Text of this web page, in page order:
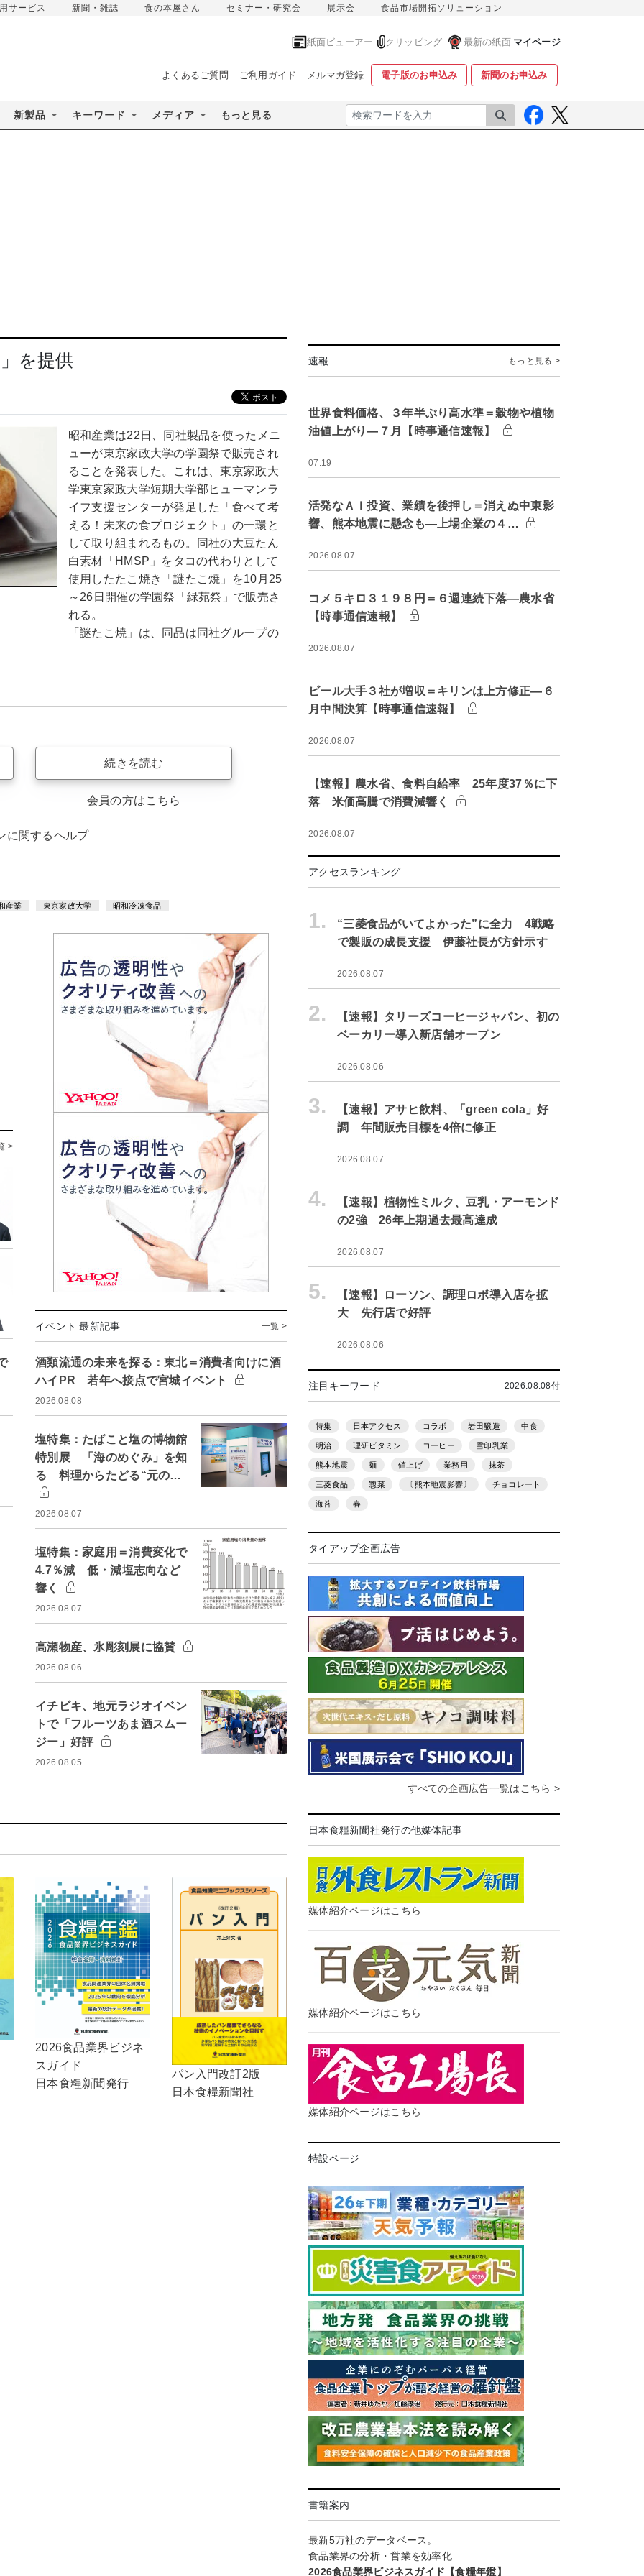
サービス 新聞・雑誌 食の本屋さん セミナー・研究会 展示会 食品市場開拓ソリューション
紙面ビューアー クリッピング 最新の紙面 マイページ
よくあるご質問 ご利用ガイド メルマガ登録 電子版のお申込み 新聞のお申込み
新製品 キーワード メディア もっと見る 検索
を提供
昭和産業は22日、同社製品を使ったメニ
ューが東京家政大学の学園祭で販売され
ることを発表した。これは、東京家政大
学東京家政大学短期大学部ヒューマンラ
イフ支援センターが発足した「食べて考
える！未来の食プロジェクト」の一環と
して取り組まれるもの。同社の大豆たん
白素材「HMSP」をタコの代わりとして
使用したたこ焼き「謎たこ焼」を10月25
～26日開催の学園祭「緑苑祭」で販売さ
れる。
「謎たこ焼」は、同品は同社グループの
続きを読む
会員の方はこちら
に関するヘルプ
産業 東京家政大学 昭和冷凍食品
>
イベント 最新記事 一覧 >
酒類流通の未来を探る：東北＝消費者向けに酒
ハイPR 若年へ接点で宮城イベント
2026.08.08
塩特集：たばこと塩の博物館
特別展 「海のめぐみ」を知
る 料理からたどる“元の…
2026.08.07
塩特集：家庭用＝消費変化で
4.7％減 低・減塩志向など
響く
2026.08.07
高瀬物産、氷彫刻展に協賛
2026.08.06
イチビキ、地元ラジオイベン
トで「フルーツあま酒スムー
ジー」好評
2026.08.05
2026食品業界ビジネ
スガイド
日本食糧新聞発行
パン入門改訂2版
日本食糧新聞社
速報 もっと見る >
世界食料価格、３年半ぶり高水準＝穀物や植物
油値上がり―７月【時事通信速報】
07:19
活発なＡＩ投資、業績を後押し＝消えぬ中東影
響、熊本地震に懸念も―上場企業の４…
2026.08.07
コメ５キロ３１９８円＝６週連続下落―農水省
【時事通信速報】
2026.08.07
ビール大手３社が増収＝キリンは上方修正―６
月中間決算【時事通信速報】
2026.08.07
【速報】農水省、食料自給率 25年度37％に下
落 米価高騰で消費減響く
2026.08.07
アクセスランキング
1.
“三菱食品がいてよかった”に全力 4戦略
で製販の成長支援 伊藤社長が方針示す
2026.08.07
2.
【速報】タリーズコーヒージャパン、初の
ベーカリー導入新店舗オープン
2026.08.06
3.
【速報】アサヒ飲料、「green cola」好
調 年間販売目標を4倍に修正
2026.08.07
4.
【速報】植物性ミルク、豆乳・アーモンド
の2強 26年上期過去最高達成
2026.08.07
5.
【速報】ローソン、調理ロボ導入店を拡
大 先行店で好評
2026.08.06
注目キーワード 2026.08.08付
特集 日本アクセス コラボ 岩田醸造 中食
明治 理研ビタミン コーヒー 雪印乳業
熊本地震 麺 値上げ 業務用 抹茶
三菱食品 惣菜 〔熊本地震影響〕 チョコレート
海苔 春
タイアップ企画広告
すべての企画広告一覧はこちら >
日本食糧新聞社発行の他媒体記事
媒体紹介ページはこちら
媒体紹介ページはこちら
媒体紹介ページはこちら
特設ページ
書籍案内
最新5万社のデータベース。
食品業界の分析・営業を効率化
2026食品業界ビジネスガイド【食糧年鑑】